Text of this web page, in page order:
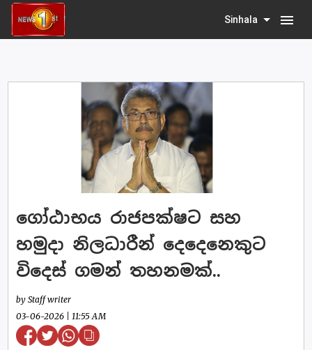
Sinhala menu
ගෝඨාභය රාජපක්ෂට සහ
හමුදා නිලධාරීන් දෙදෙනෙකුට
විදෙස් ගමන් තහනමක්..
by Staff writer
03-06-2026 | 11:55 AM